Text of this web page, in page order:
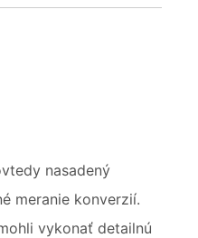
nasadený
meranie konverzií.
vykonať detailnú